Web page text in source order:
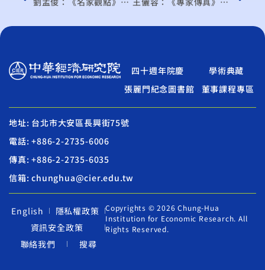
四十週年院慶
學術典藏
張麗門紀念圖書館
董事課程專區
地址: 台北市大安區長興街75號
電話: +886-2-2735-6006
傳真: +886-2-2735-6035
信箱: chunghua@cier.edu.tw
English
隱私權政策
資訊安全政策
聯絡我們
搜尋
Copyrights © 2026 Chung-Hua
Institution for Economic Research. All
Rights Reserved.